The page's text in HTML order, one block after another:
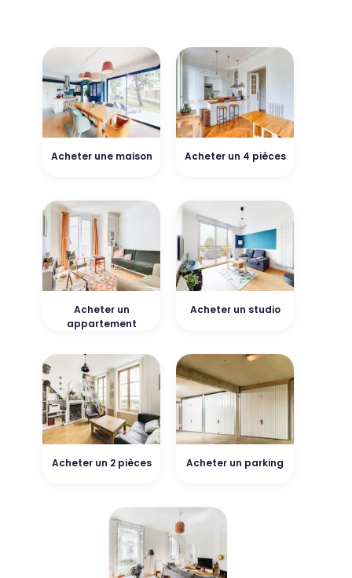
Acheter une maison Acheter un 4 pièces
Acheter un
appartement
Acheter un studio
Acheter un 2 pièces Acheter un parking